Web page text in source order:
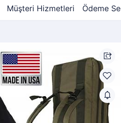
Müşteri Hizmetleri Ödeme